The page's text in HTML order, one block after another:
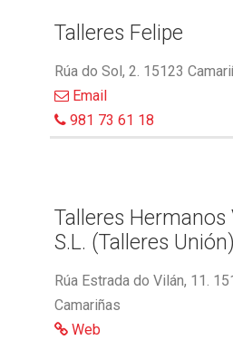
Talleres Felipe
Rúa do Sol, 2. 15123
Email
981 73 61 18
Talleres Hermanos
S.L. (Talleres Unión)
Rúa Estrada do Vilán, 11.
Camariñas
Web